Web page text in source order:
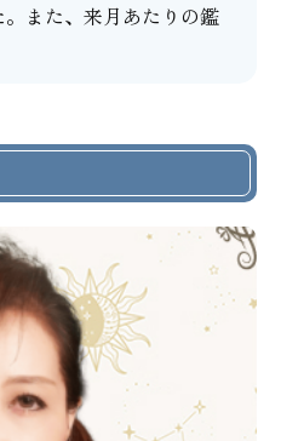
また、来月あたりの鑑